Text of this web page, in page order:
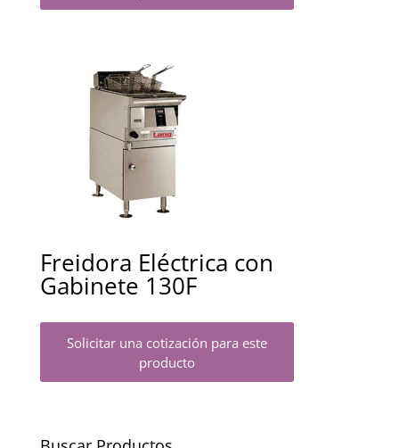
Freidora Eléctrica con
Gabinete 130F
Solicitar una cotización para este
producto